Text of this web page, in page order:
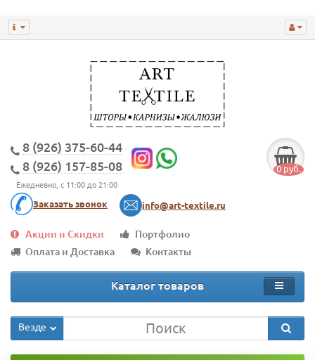
8 (926) 375-60-44
8 (926) 157-85-08
Ежедневно, с 11:00 до 21:00
Заказать звонок info@art-textile.ru
0 руб.
Акции и Скидки
Портфолио
Оплата и Доставка
Контакты
Каталог товаров
Везде